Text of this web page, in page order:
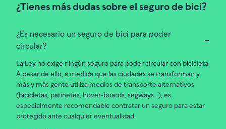
¿Tienes más dudas sobre el seguro de bici?
¿Es necesario un seguro de bici para poder
circular?
La Ley no exige ningún seguro para poder circular con bicicleta.
A pesar de ello, a medida que las ciudades se transforman y
más y más gente utiliza medios de transporte alternativos
(bicicletas, patinetes, hover-boards, segways…), es
especialmente recomendable contratar un seguro para estar
protegido ante cualquier eventualidad.